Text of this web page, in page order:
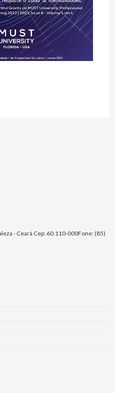
- Ceará Cep: 60.110-000Fone: (85)